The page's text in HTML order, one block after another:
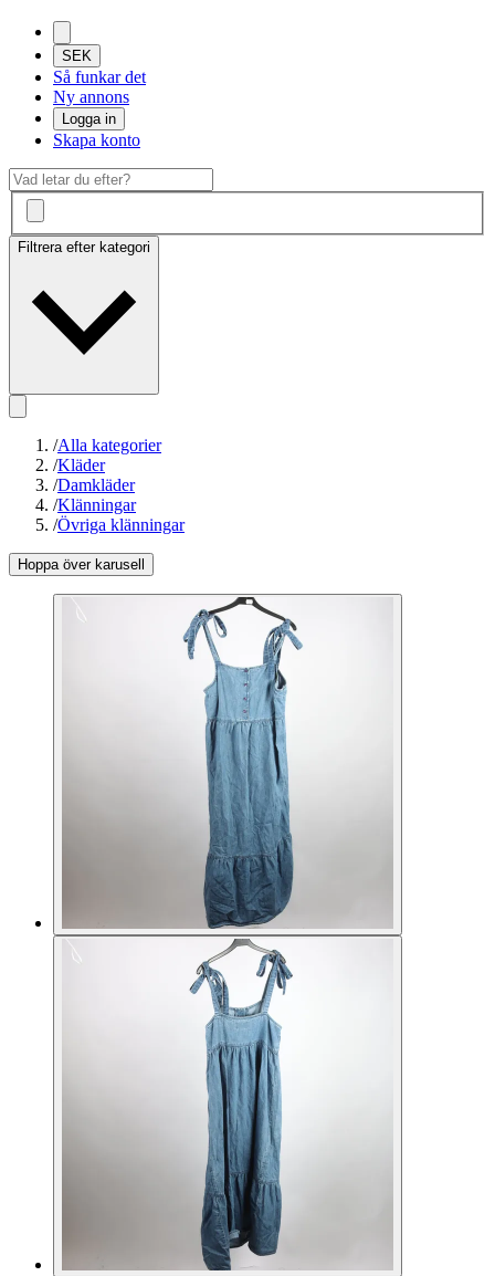
SEK
Så funkar det
Ny annons
Logga in
Skapa konto
Filtrera efter kategori
/Alla kategorier
/Kläder
/Damkläder
/Klänningar
/Övriga klänningar
Hoppa över karusell